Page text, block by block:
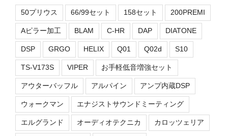
50プリウス 66/99セット 158セット 200PREMI
Aピラー加工 BLAM C-HR DAP DIATONE
DSP GRGO HELIX Q01 Q02d S10
TS-V173S VIPER お手軽低音増強セット
アウターバッフル アルパイン アンプ内蔵DSP
ウォークマン エナジストサウンドミーティング
エルグランド オーディオテクニカ カロッツェリア